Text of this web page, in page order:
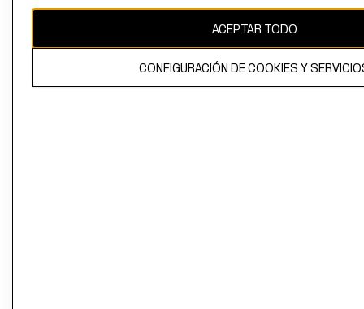
propiedad de H&M Hennes & Mauritz AB
ACEPTAR TODO
CONFIGURACIÓN DE COOKIES Y